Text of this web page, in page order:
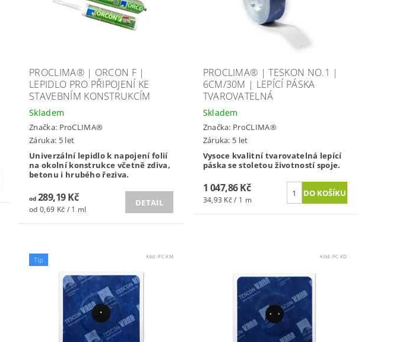
PROCLIMA® | ORCON F |
LEPIDLO PRO PŘIPOJENÍ KE
STAVEBNÍM KONSTRUKCÍM
Skladem
Značka: ProCLIMA®
Záruka: 5 let
Univerzální lepidlo k napojení folií
na okolní konstrukce včetně zdiva,
betonu i hrubého řeziva.
od289,19 Kč
od 0,69 Kč / 1 ml
DETAIL
PROCLIMA® | TESKON NO.1 |
6CM/30M | LEPÍCÍ PÁSKA
TVAROVATELNÁ
Skladem
Značka: ProCLIMA®
Záruka: 5 let
Vysoce kvalitní tvarovatelná lepící
páska se stoletou životností spoje.
1 047,86 Kč
34,93 Kč / 1 m
Tip Kód:PC KM Kód:PC KD